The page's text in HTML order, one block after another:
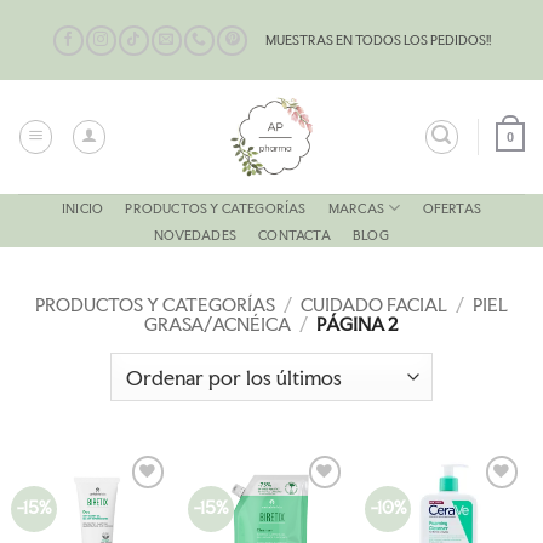
contenido
MUESTRAS EN TODOS LOS PEDIDOS!!
0
INICIO PRODUCTOS Y CATEGORÍAS MARCAS
OFERTAS
NOVEDADES
CONTACTA BLOG
PRODUCTOS Y CATEGORÍAS / CUIDADO FACIAL / PIEL
GRASA/ACNÉICA / PÁGINA 2
-15%
AÑADIR
A LA
-15%
AÑADIR
A LA
-10%
AÑADIR
A LA